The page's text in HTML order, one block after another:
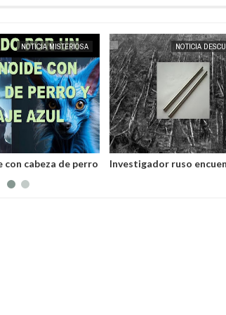
MAY
de perro
NOTICIA DESCUBRIMIENTO
Investigador ruso encuentra